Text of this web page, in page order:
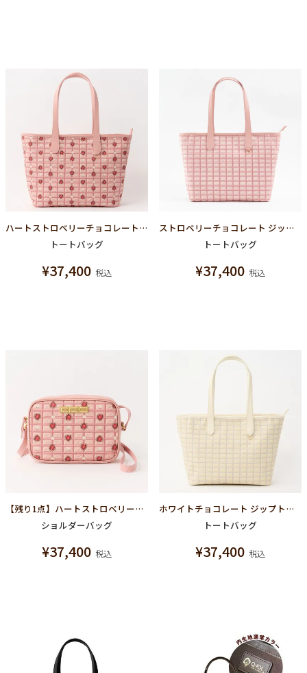
ハートストロベリーチョコレート ジップトートバッグ
トートバッグ
¥37,400 税込
ストロベリーチョコレート ジップトートバッグ
トートバッグ
¥37,400 税込
【残り1点】ハートストロベリーチョコレート ミニクロスボディーバッグ
ショルダーバッグ
¥37,400 税込
ホワイトチョコレート ジップトートバッグ
トートバッグ
¥37,400 税込